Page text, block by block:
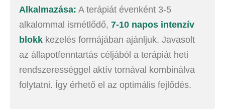
Alkalmazása: A terápiát évenként 3-5
alkalommal ismétlődő, 7-10 napos intenzív
blokk kezelés formájában ajánljuk. Javasolt
az állapotfenntartás céljából a terápiát heti
rendszerességgel aktív tornával kombinálva
folytatni. Így érhető el az optimális fejlődés.